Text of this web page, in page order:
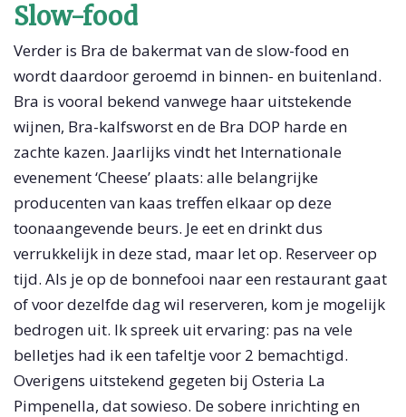
Slow-food
Verder is Bra de bakermat van de slow-food en
wordt daardoor geroemd in binnen- en buitenland.
Bra is vooral bekend vanwege haar uitstekende
wijnen, Bra-kalfsworst en de Bra DOP harde en
zachte kazen. Jaarlijks vindt het Internationale
evenement ‘Cheese’ plaats: alle belangrijke
producenten van kaas treffen elkaar op deze
toonaangevende beurs. Je eet en drinkt dus
verrukkelijk in deze stad, maar let op. Reserveer op
tijd. Als je op de bonnefooi naar een restaurant gaat
of voor dezelfde dag wil reserveren, kom je mogelijk
bedrogen uit. Ik spreek uit ervaring: pas na vele
belletjes had ik een tafeltje voor 2 bemachtigd.
Overigens uitstekend gegeten bij Osteria La
Pimpenella, dat sowieso. De sobere inrichting en